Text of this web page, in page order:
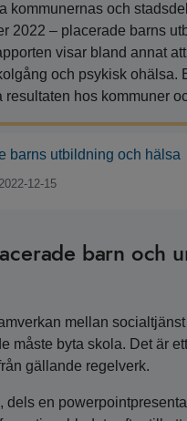
kommunernas och
2022 – placerade barns
visar bland annat
och psykisk ohälsa.
hos kommuner
barns utbildning och hälsa
12-15
barn och
mellan
måste byta skola. Det är
gällande regelverk.
en